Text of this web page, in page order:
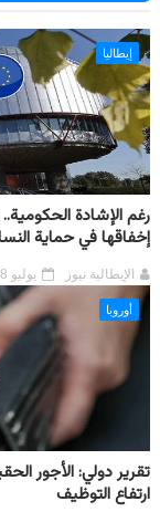
إيطاليا
رغم الإشادة
إخفاقها في حماية
الإيطالية نيوز يوليو 18, 2026
أوروبا
ارتفاع التوظيف